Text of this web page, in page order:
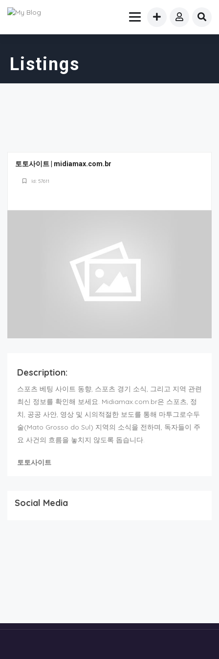
Listings
토토사이트 | midiamax.com.br
Id: 57611
Description:
스포츠 베팅 사이트 동향, 스포츠 경기 소식, 그리고 지역 관련
최신 정보를 확인해 보세요. Midiamax.com.br은 스포츠, 정
치, 공공 사안, 영상 및 시의적절한 보도를 통해 마투그로수두
술(Mato Grosso do Sul) 지역의 소식을 전하며, 독자들이 주
요 사건의 흐름을 놓치지 않도록 돕습니다.
토토사이트
Social Media